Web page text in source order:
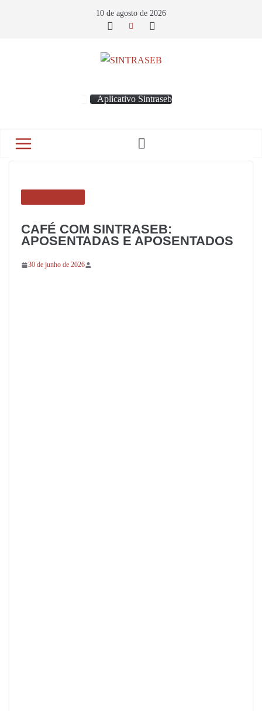
10 de agosto de 2026
Aplicativo Sintraseb
CAFÉ COM SINTRASEB:
APOSENTADAS E APOSENTADOS
30 de junho de 2026